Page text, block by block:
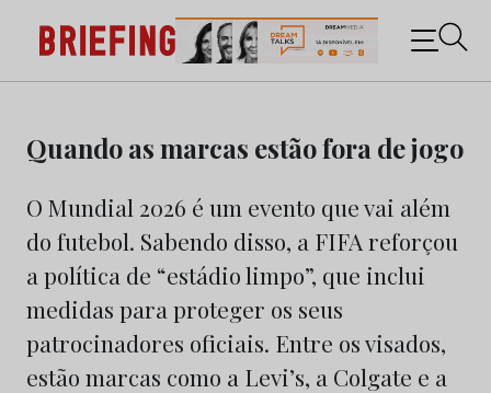
content
Briefing: Todas as notícias sobre os negócios do
Marketing e da Publicidade
Quando as marcas estão fora de jogo
O Mundial 2026 é um evento que vai além
do futebol. Sabendo disso, a FIFA reforçou
a política de “estádio limpo”, que inclui
medidas para proteger os seus
patrocinadores oficiais. Entre os visados,
estão marcas como a Levi’s, a Colgate e a